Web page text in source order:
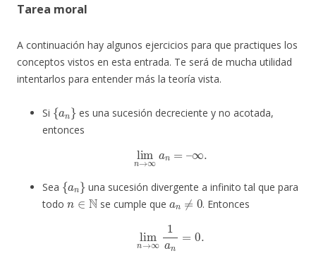
Tarea moral
A continuación hay algunos ejercicios para que practiques los
conceptos vistos en esta entrada. Te será de mucha utilidad
intentarlos para entender más la teoría vista.
Si
{a n}
es una sucesión decreciente y no acotada,
entonces
limn → an =–∞
Sea
{a n}
una sucesión divergente a infinito tal que para
todo
n∈ N
se cumple que
an≠0
. Entonces
∞